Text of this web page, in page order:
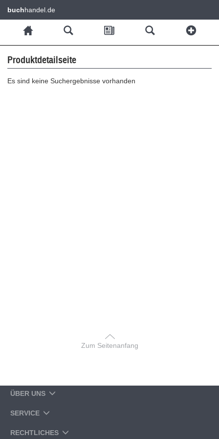
buchhandel.de
Produktdetailseite
Es sind keine Suchergebnisse vorhanden
Zum Seitenanfang
ÜBER UNS
SERVICE
RECHTLICHES